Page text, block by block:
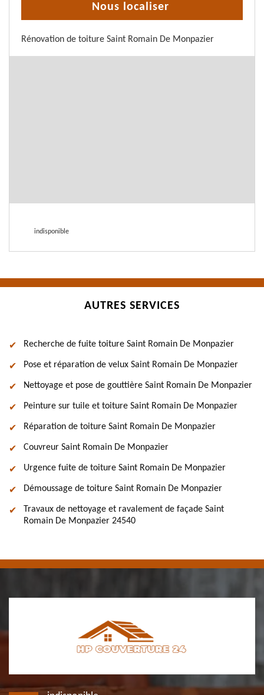
Nous localiser
Rénovation de toiture Saint Romain De Monpazier
indisponible
AUTRES SERVICES
Recherche de fuite toiture Saint Romain De Monpazier
Pose et réparation de velux Saint Romain De Monpazier
Nettoyage et pose de gouttière Saint Romain De Monpazier
Peinture sur tuile et toiture Saint Romain De Monpazier
Réparation de toiture Saint Romain De Monpazier
Couvreur Saint Romain De Monpazier
Urgence fuite de toiture Saint Romain De Monpazier
Démoussage de toiture Saint Romain De Monpazier
Travaux de nettoyage et ravalement de façade Saint
Romain De Monpazier 24540